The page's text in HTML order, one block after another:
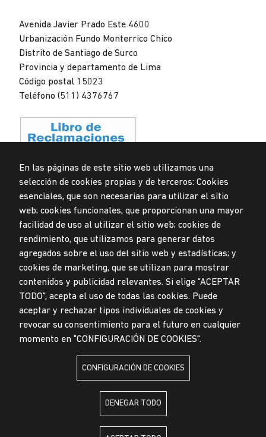
Avenida Javier Prado Este 4600
Urbanización Fundo Monterrico Chico
Distrito de Santiago de Surco
Provincia y departamento de Lima
Código postal 15023
Teléfono (511) 4376767
Privacidad de datos personales
Mesa de partes
Todos los derechos reservados
Diseñado por
LA UNIVERSIDAD DE LIMA ES MIEMBRO DE
LA UNIVERSIDAD DE LIMA ESTÁ AFILIADA A
En las páginas de este sitio web utilizamos una
selección de cookies propias y de terceros: Cookies
esenciales, que son necesarias para utilizar el sitio
web; cookies funcionales, que proporcionan una mayor
facilidad de uso al utilizar el sitio web; cookies de
rendimiento, que utilizamos para generar datos
agregados sobre el uso del sitio web y estadísticas; y
cookies de marketing, que se utilizan para mostrar
contenidos y publicidad relevantes. Si elige "ACEPTAR
TODO", acepta el uso de todas las cookies. Puede
aceptar y rechazar tipos individuales de cookies y
revocar su consentimiento para el futuro en cualquier
momento en "CONFIGURACIÓN DE COOKIES".
CONFIGURACIÓN DE COOKIES
DENEGAR TODO